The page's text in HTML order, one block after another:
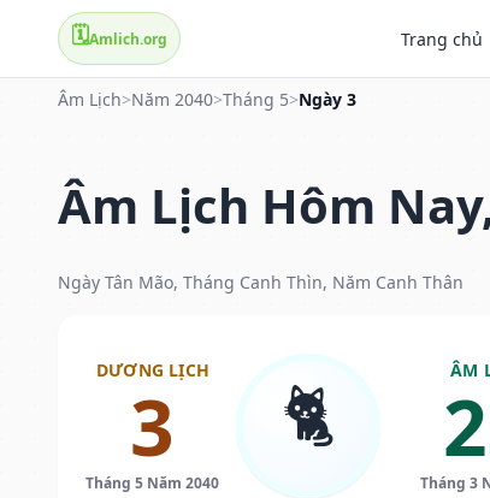
🗓️Amlich.org Trang chủ
Âm Lịch>Năm 2040>Tháng 5>Ngày 3
Âm Lịch Hôm
Ngày Tân Mão, Tháng Canh Thìn, Năm Canh Thân
DƯƠNG LỊCH
3
Tháng 5 Năm 2040
🐈 ÂM
Tháng 3